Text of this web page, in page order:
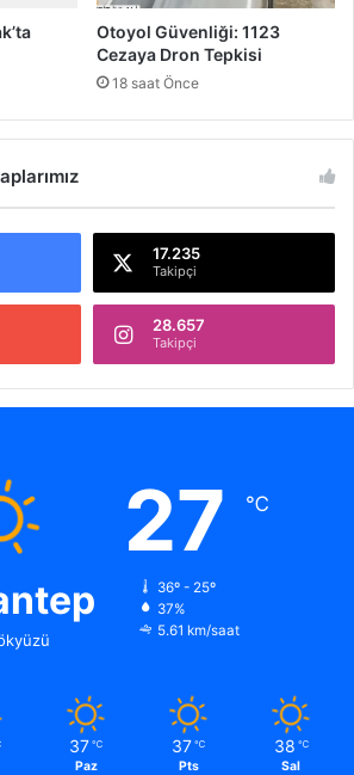
Otoyol Güvenliği: 1123
Cezaya Dron Tepkisi
18 saat Önce
17.235
Takipçi
28.657
Takipçi
27 ℃
36º - 25º
37%
5.61 km/saat
37 ℃
Paz
37 ℃
Pts
38 ℃
Sal